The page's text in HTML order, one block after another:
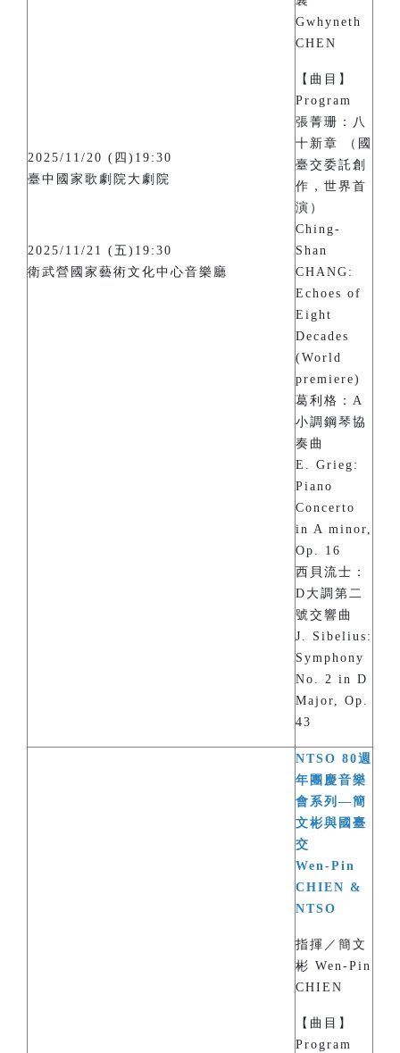
2025/11/20 (四)19:30
臺中國家歌劇院大劇院
2025/11/21 (五)19:30
衛武營國家藝術文化中心音樂廳
Gwhyneth
CHEN
【曲目】
Program
張菁珊：八
十新章 （國
臺交委託創
作，世界首
演）
Ching-
Shan
CHANG:
Echoes of
Eight
Decades
(World
premiere)
葛利格：A
小調鋼琴協
奏曲
E. Grieg:
Piano
Concerto
in A minor,
Op. 16
西貝流士：
D大調第二
號交響曲
J. Sibelius:
Symphony
No. 2 in D
Major, Op.
43
NTSO 80週
年團慶音樂
會系列—簡
文彬與國臺
交
Wen-Pin
CHIEN &
NTSO
指揮／簡文
彬 Wen-Pin
CHIEN
【曲目】
Program